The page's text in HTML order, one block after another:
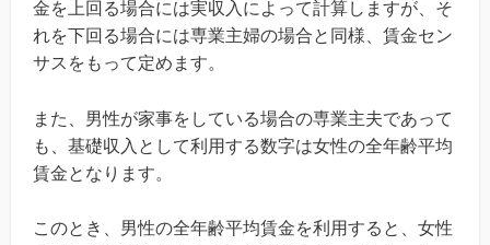
金を上回る場合には実収入によって計算しますが、そ
れを下回る場合には専業主婦の場合と同様、賃金セン
サスをもって定めます。
また、男性が家事をしている場合の専業主夫であって
も、基礎収入として利用する数字は女性の全年齢平均
賃金となります。
このとき、男性の全年齢平均賃金を利用すると、女性